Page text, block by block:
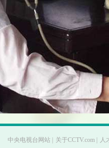
中央电视台网站 关于CCTV.com 人